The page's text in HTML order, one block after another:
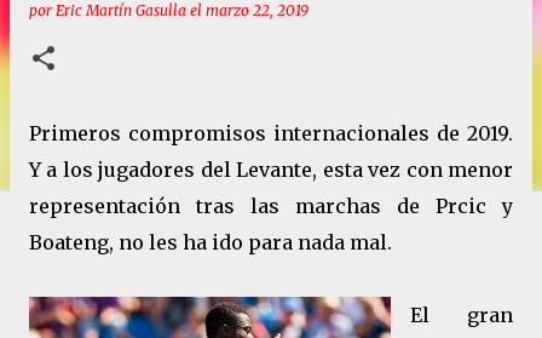
por Eric Martín Gasulla el marzo 22, 2019
Primeros compromisos internacionales de 2019.
Y a los jugadores del Levante, esta vez con menor
representación tras las marchas de Prcic y
Boateng, no les ha ido para nada mal.
El gran